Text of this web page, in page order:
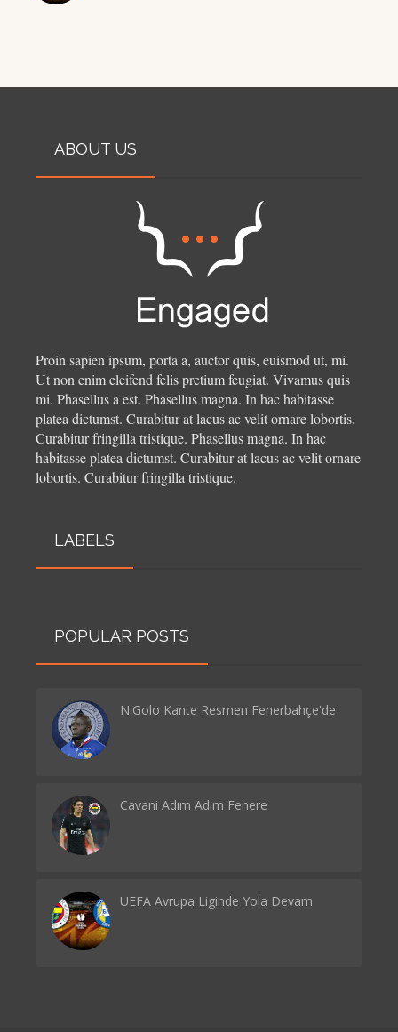
ABOUT US
Proin sapien ipsum, porta a, auctor quis, euismod ut, mi.
Ut non enim eleifend felis pretium feugiat. Vivamus quis
mi. Phasellus a est. Phasellus magna. In hac habitasse
platea dictumst. Curabitur at lacus ac velit ornare lobortis.
Curabitur fringilla tristique. Phasellus magna. In hac
habitasse platea dictumst. Curabitur at lacus ac velit ornare
lobortis. Curabitur fringilla tristique.
LABELS
POPULAR POSTS
N'Golo Kante Resmen Fenerbahçe'de
Cavani Adım Adım Fenere
UEFA Avrupa Liginde Yola Devam